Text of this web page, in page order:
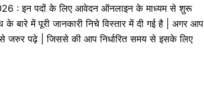
: इन पदों के लिए आवेदन ऑनलाइन के माध्यम से शुरू
में पूरी जानकारी निचे विस्तार में दी गई है | अगर आप
जरुर पढ़े | जिससे की आप निर्धारित समय से इसके लिए